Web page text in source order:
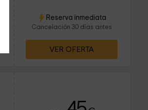
Reserva inmediata
Cancelación 30 días antes
VER OFERTA